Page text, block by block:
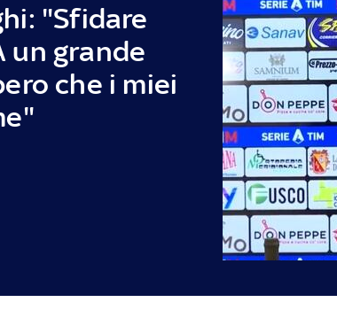
"Sfidare
un grande
che i miei